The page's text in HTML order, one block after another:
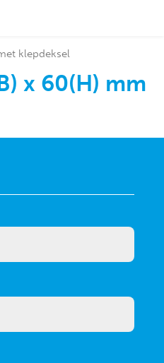
klepdeksel
x 60(H) mm